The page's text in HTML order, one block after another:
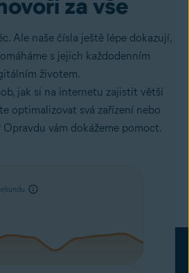
Ale naše čísla ještě lépe dokazují,
s jejich každodenním
životem.
jak si na internetu zajistit větší
optimalizovat svá zařízení nebo
vám dokážeme pomoct.